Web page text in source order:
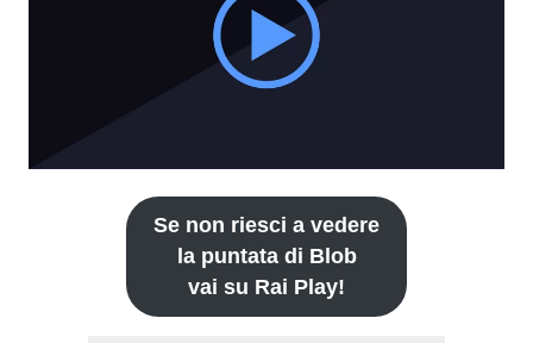
Se non riesci a vedere
la puntata di Blob
vai su Rai Play!